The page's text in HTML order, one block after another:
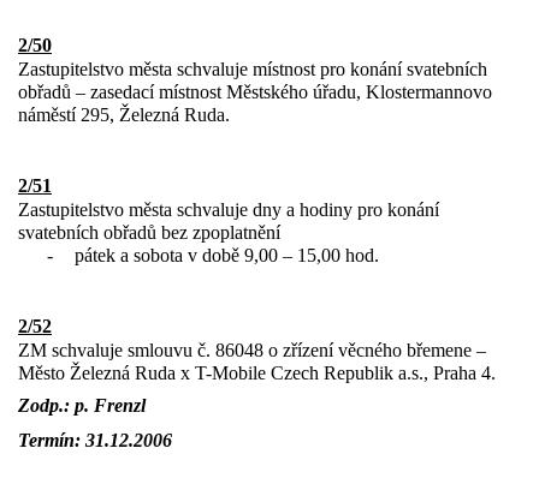
2/50
Zastupitelstvo města schvaluje místnost pro konání svatebních
obřadů – zasedací místnost Městského úřadu, Klostermannovo
náměstí 295, Železná Ruda.
2/51
Zastupitelstvo města schvaluje dny a hodiny pro konání
svatebních obřadů bez zpoplatnění
-
pátek a sobota v době 9,00 – 15,00 hod.
2/52
ZM schvaluje smlouvu č. 86048 o zřízení věcného břemene –
Město Železná Ruda x T-Mobile Czech Republik a.s., Praha 4.
Zodp.: p. Frenzl
Termín: 31.12.2006